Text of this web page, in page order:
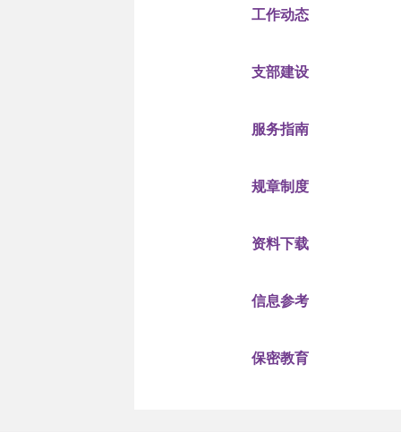
工作动态
支部建设
服务指南
规章制度
资料下载
信息参考
保密教育